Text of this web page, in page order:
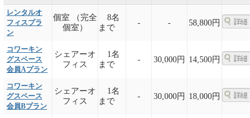
レンタルオ
フィスプラ
ン
個室 （完全
個室）
8名
まで
- - 58,800円
コワーキン
グスペース
会員Aプラン
シェアーオ
フィス
1名
まで
- 30,000円 14,500円
コワーキン
グスペース
会員Bプラン
シェアーオ
フィス
1名
まで
- 30,000円 18,000円